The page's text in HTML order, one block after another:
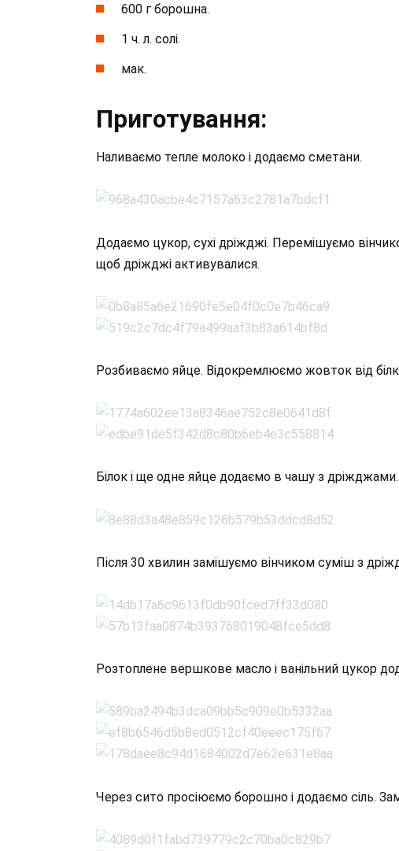
600 г борошна.
1 ч. л. солі.
мак.
Приготування:
Наливаємо тепле молоко і додаємо сметани.
Додаємо цукор, сухі дріжджі. Перемішуємо
щоб дріжджі активувалися.
Розбиваємо яйце. Відокремлюємо жовток від
Білок і ще одне яйце додаємо в чашу з дріжджами.
Після 30 хвилин замішуємо вінчиком суміш з
Розтоплене вершкове масло і ванільний цукор
Через сито просіюємо борошно і додаємо сіль.